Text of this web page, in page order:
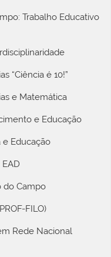
Trabalho Educativo
“Ciência é 10!”
e Matemática
e Educação
e Educação
do Campo
FILO)
Rede Nacional